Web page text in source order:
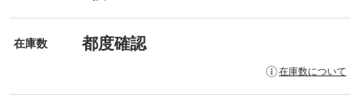
在庫数 都度確認
在庫数について